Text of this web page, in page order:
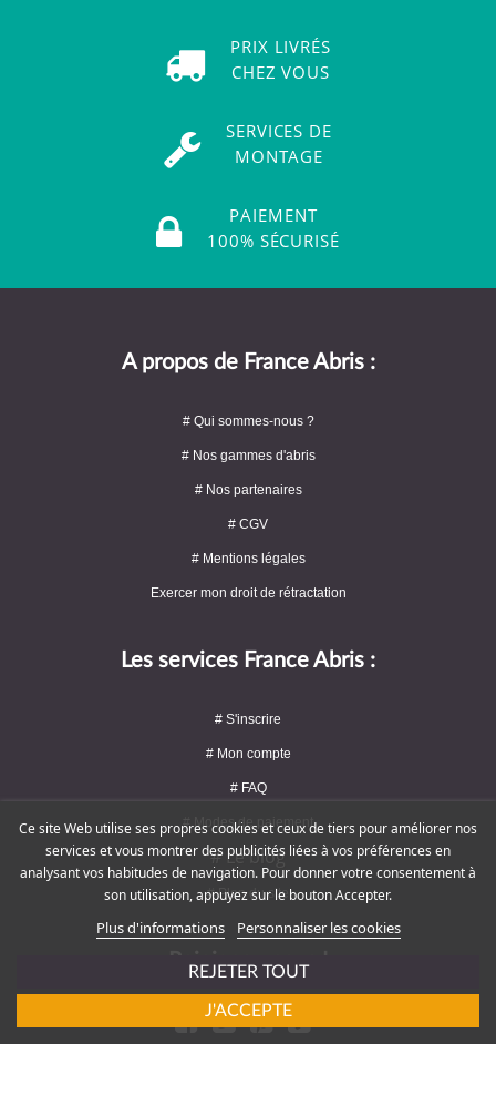
PRIX LIVRÉS
CHEZ VOUS
SERVICES DE
MONTAGE
PAIEMENT
100% SÉCURISÉ
A propos de France Abris :
# Qui sommes-nous ?
# Nos gammes d'abris
# Nos partenaires
# CGV
# Mentions légales
Exercer mon droit de rétractation
Les services France Abris :
# S'inscrire
# Mon compte
# FAQ
# Modes de paiement
# Le blog
# Plan du site
Rejoignez-nous !
Ce site Web utilise ses propres cookies et ceux de tiers pour améliorer nos
services et vous montrer des publicités liées à vos préférences en
analysant vos habitudes de navigation. Pour donner votre consentement à
son utilisation, appuyez sur le bouton Accepter.
Plus d'informations Personnaliser les cookies
REJETER TOUT
J'ACCEPTE